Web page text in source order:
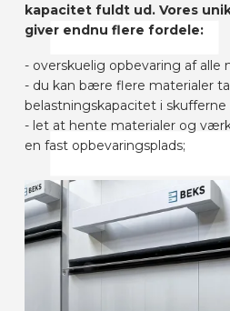
kapacitet fuldt ud. Vores
giver endnu flere fordele:
- overskuelig opbevaring af alle
- du kan bære flere materialer
belastningskapacitet i
- let at hente materialer og
en fast opbevaringsplads;